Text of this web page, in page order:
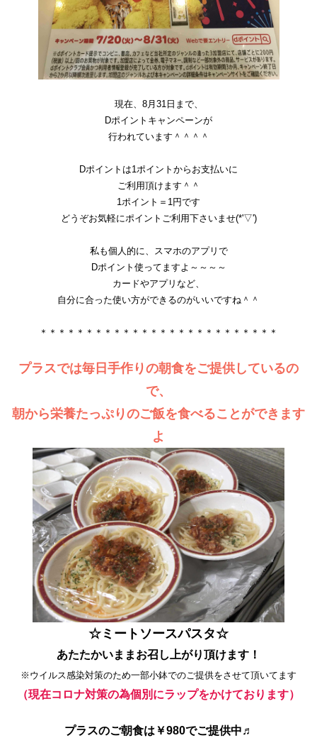
現在、8月31日まで、
Dポイントキャンペーンが
行われています＾＾＾＾
Dポイントは1ポイントからお支払いに
ご利用頂けます＾＾
1ポイント＝1円です
どうぞお気軽にポイントご利用下さいませ(*'▽')
私も個人的に、スマホのアプリで
Dポイント使ってますよ～～～～
カードやアプリなど、
自分に合った使い方ができるのがいいですね＾＾
＊＊＊＊＊＊＊＊＊＊＊＊＊＊＊＊＊＊＊＊＊＊＊＊＊＊
プラスでは毎日手作りの朝食をご提供しているの
で、
朝から栄養たっぷりのご飯を食べることができます
よ
☆ミートソースパスタ☆
あたたかいままお召し上がり頂けます！
※ウイルス感染対策のため一部小鉢でのご提供をさせて頂いてます
（現在コロナ対策の為個別にラップをかけております）
プラスのご朝食は￥980でご提供中♬